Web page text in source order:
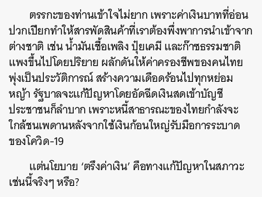
ตรรกะของท่านเข้าใจไม่ยาก เพราะค่าเงินบาทที่อ่อน
ปวกเปียกทำให้สารพัดสินค้าที่เราต้องพึ่งพาการนำเข้าจาก
ต่างชาติ เช่น น้ำมันเชื้อเพลิง ปุ๋ยเคมี และก๊าซธรรมชาติ
แพงขึ้นไปโดยปริยาย ผลักดันให้ค่าครองชีพของคนไทย
พุ่งเป็นประวัติการณ์ สร้างความเดือดร้อนไปทุกหย่อม
หญ้า รัฐบาลจะแก้ปัญหาโดยอัดฉีดเงินสดเข้าบัญชี
ประชาชนก็ลำบาก เพราะหนี้สาธารณะของไทยกำลังจะ
ใกล้ชนเพดานหลังจากใช้เงินก้อนใหญ่รับมือการระบาด
ของโควิด-19
แต่นโยบาย ‘ตรึงค่าเงิน’ คือทางแก้ปัญหาในสภาวะ
เช่นนี้จริงๆ หรือ?